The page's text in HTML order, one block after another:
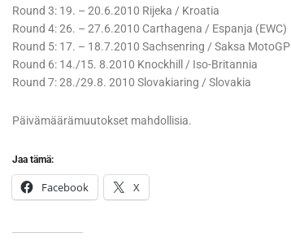
Round 3: 19. – 20.6.2010 Rijeka / Kroatia
Round 4: 26. – 27.6.2010 Carthagena / Espanja (EWC)
Round 5: 17. – 18.7.2010 Sachsenring / Saksa MotoGP
Round 6: 14./15. 8.2010 Knockhill / Iso-Britannia
Round 7: 28./29.8. 2010 Slovakiaring / Slovakia
Päivämäärämuutokset mahdollisia.
Jaa tämä:
Facebook X